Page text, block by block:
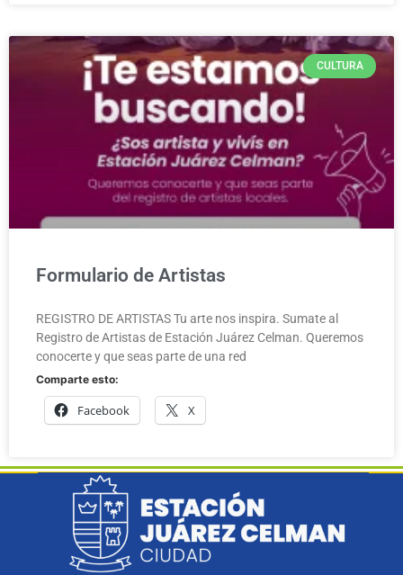
CULTURA
Formulario de Artistas
REGISTRO DE ARTISTAS Tu arte nos inspira. Sumate al
Registro de Artistas de Estación Juárez Celman. Queremos
conocerte y que seas parte de una red
Comparte esto:
Facebook X